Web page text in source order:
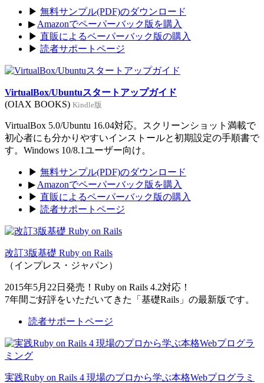
▶ 無料サンプル(PDF)のダウンロード
▶ Amazonでペーパーバック版を購入
▶ 直販によるペーパーバック版の購入
▶ 読者サポートページ
VirtualBox/Ubuntuスタートアップガイド
(OIAX BOOKS) Kindle版
VirtualBox 5.0/Ubuntu 16.04対応。スクリーンショット満載で
初心者にも分かりやすいインストールと初期設定の手順書で
す。Windows 10/8.1ユーザー向け。
▶ 無料サンプル(PDF)のダウンロード
▶ Amazonでペーパーバック版を購入
▶ 直販によるペーパーバック版の購入
▶ 読者サポートページ
改訂3版基礎 Ruby on Rails
（インプレス・ジャパン）
2015年5月22日発売！Ruby on Rails 4.2対応！
7年間ご好評をいただいてきた「基礎Rails」の最新版です。
読者サポートページ
実践Ruby on Rails 4 現場のプロから学ぶ本格Webプログラミ